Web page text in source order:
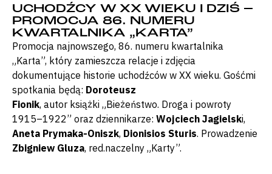
UCHODŹCY W XX WIEKU I DZIŚ –
PROMOCJA 86. NUMERU
KWARTALNIKA „KARTA”
Promocja najnowszego, 86. numeru kwartalnika
„Karta”, który zamieszcza relacje i zdjęcia
dokumentujące historie uchodźców w XX wieku. Gośćmi
spotkania będą: Doroteusz
Fionik, autor książki „Bieżeństwo. Droga i powroty
1915–1922” oraz dziennikarze: Wojciech Jagielski,
Aneta Prymaka-Oniszk, Dionisios Sturis. Prowadzenie
Zbigniew Gluza, red.naczelny „Karty”.